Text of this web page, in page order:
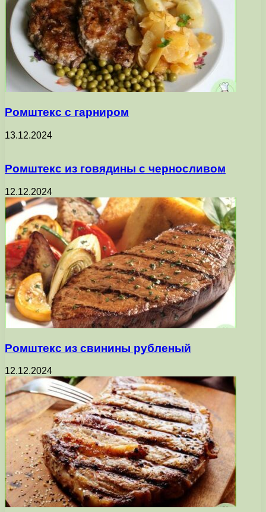
Ромштекс с гарниром
13.12.2024
Ромштекс из говядины с черносливом
12.12.2024
Ромштекс из свинины рубленый
12.12.2024